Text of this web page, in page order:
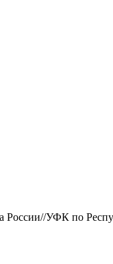
России//УФК по